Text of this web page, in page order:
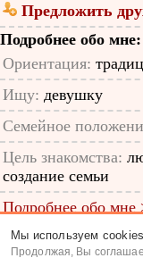
Предложить
Подробнее обо мне:
Ориентация:
Ищу: девушку
Семейное
Цель знакомства:
создание семьи
Подробнее обо мне
ID анкеты: 11361381
Мы используем cookies
Продолжая, Вы